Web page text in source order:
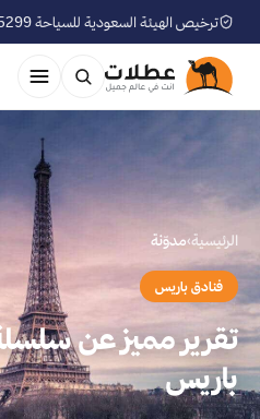
ترخيص الهيئة السعودية للسياحة 73105299
الرئيسية›مدوّنة
فنادق باريس
تقرير مميز عن
باريس